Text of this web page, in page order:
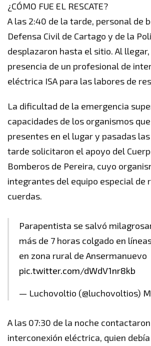
¿CÓMO FUE EL RESCATE?
A las 2:40 de la tarde, personal de
Defensa Civil de Cartago y de la
desplazaron hasta el sitio. Al
presencia de un profesional de
eléctrica ISA para las labores de
La dificultad de la emergencia
capacidades de los organismos
presentes en el lugar y pasadas
tarde solicitaron el apoyo del
Bomberos de Pereira, cuyo
integrantes del equipo especial de
cuerdas.
Parapentista se salvó
más de 7 horas colgado en
en zona rural de Ansermanuevo
pic.twitter.com/dWdV1nr8kb
— Luchovoltio (@luchovoltios)
A las 07:30 de la noche
interconexión eléctrica, quien